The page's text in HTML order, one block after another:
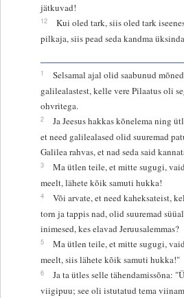
jätkuvad!
12
Kui oled tark, siis oled tark
pilkaja, siis pead seda kandma
1
Selsamal ajal olid saabunud
galilealastest, kelle vere Pilaatus oli
ohvritega.
2
Ja Jeesus hakkas kõnelema ning
et need galilealased olid suuremad
Galilea rahvas, et nad seda said
3
Ma ütlen teile, et mitte sugugi,
meelt, lähete kõik samuti hukka!
4
Või arvate, et need kaheksateist,
torn ja tappis nad, olid suuremad
inimesed, kes elavad Jeruusalemmas?
5
Ma ütlen teile, et mitte sugugi,
meelt, siis lähete kõik samuti hukka!"
6
Ja ta ütles selle tähendamissõna:
viigipuu; see oli istutatud tema